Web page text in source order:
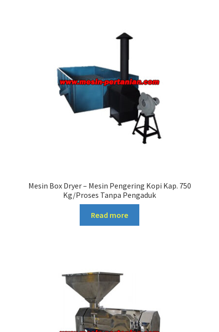
Mesin Box Dryer – Mesin Pengering Kopi Kap. 750
Kg/Proses Tanpa Pengaduk
Read more